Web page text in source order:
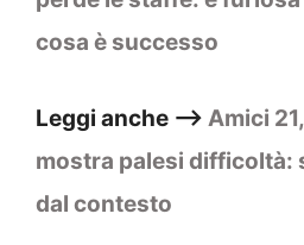
cosa è successo
Leggi anche –> Amici
mostra palesi difficoltà:
dal contesto